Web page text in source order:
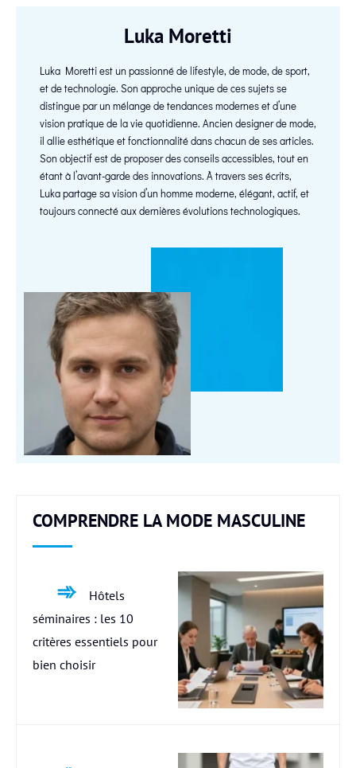
Luka Moretti
Luka Moretti est un passionné de lifestyle, de mode, de sport,
et de technologie. Son approche unique de ces sujets se
distingue par un mélange de tendances modernes et d’une
vision pratique de la vie quotidienne. Ancien designer de mode,
il allie esthétique et fonctionnalité dans chacun de ses articles.
Son objectif est de proposer des conseils accessibles, tout en
étant à l’avant-garde des innovations. À travers ses écrits,
Luka partage sa vision d’un homme moderne, élégant, actif, et
toujours connecté aux dernières évolutions technologiques.
COMPRENDRE LA MODE MASCULINE
Hôtels
séminaires : les 10
critères essentiels pour
bien choisir